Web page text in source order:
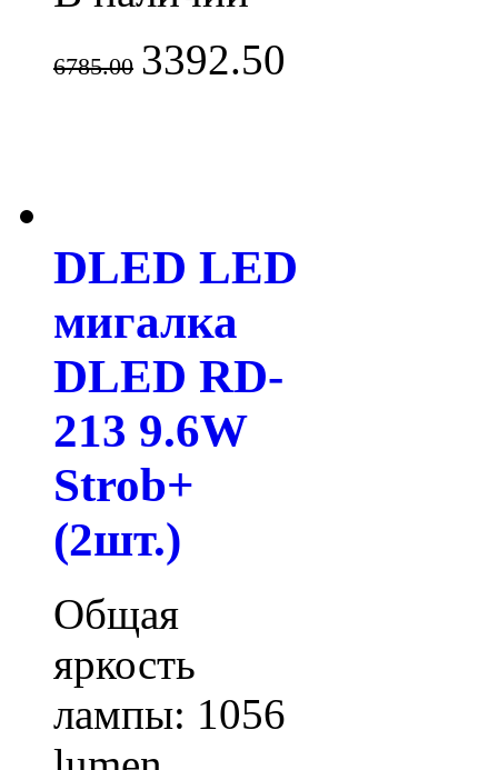
6785.00 3392.50
DLED LED
мигалка
DLED RD-
213 9.6W
Strob+
(2шт.)
Общая
яркость
лампы: 1056